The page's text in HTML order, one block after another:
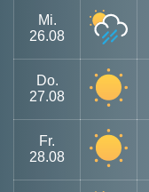
Mi.
26.08
Do.
27.08
Fr.
28.08